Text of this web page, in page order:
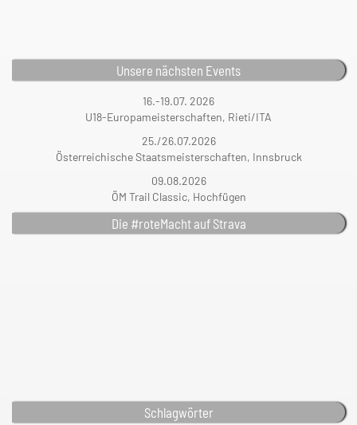
Unsere nächsten Events
16.-19.07. 2026
U18-Europameisterschaften, Rieti/ITA
25./26.07.2026
Österreichische Staatsmeisterschaften, Innsbruck
09.08.2026
ÖM Trail Classic, Hochfügen
Die #roteMacht auf Strava
Schlagwörter